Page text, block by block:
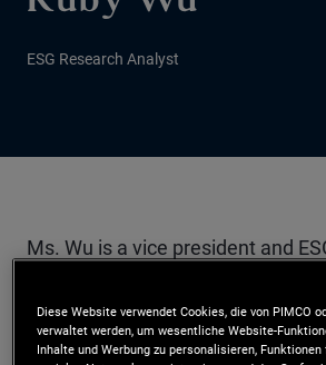
ESG Research Analyst
Ms. Wu is a vice president and
the integration of ESG
Diese Website verwendet Cookies, die von PIMCO
verwaltet werden, um wesentliche Website-
Inhalte und Werbung zu personalisieren, Funktionen